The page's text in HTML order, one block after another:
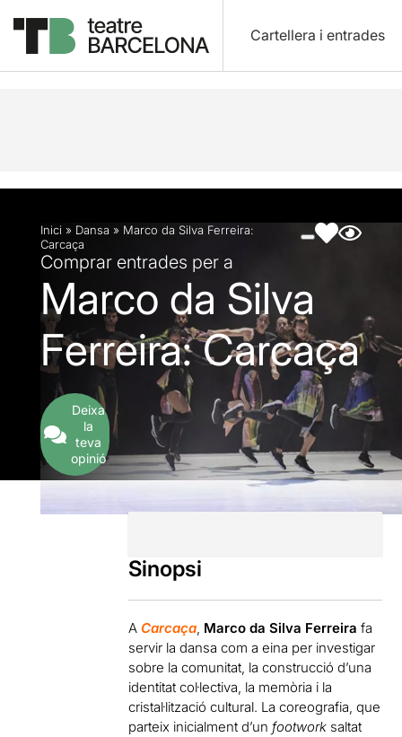
Cartellera i entrades
Descripció Fitxa artística Fotos i vídeos
Inici » Dansa » Marco da Silva Ferreira:
Carcaça
Comprar entrades per a
Marco da Silva
Ferreira: Carcaça
Deixa
la
teva
opinió
Sinopsi
ACarcaça, Marco da Silva Ferreira fa
servir la dansa com a eina per investigar
sobre la comunitat, la construcció d’una
identitat col·lectiva, la memòria i la
cristal·lització cultural. La coreografia, que
parteix inicialment d’unfootwork saltat